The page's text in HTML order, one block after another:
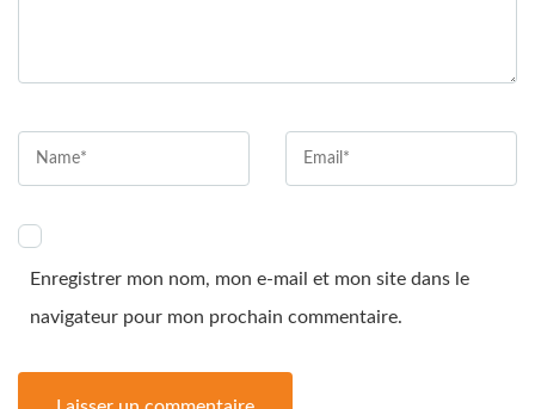
Enregistrer mon nom, mon e-mail et mon site dans le
navigateur pour mon prochain commentaire.